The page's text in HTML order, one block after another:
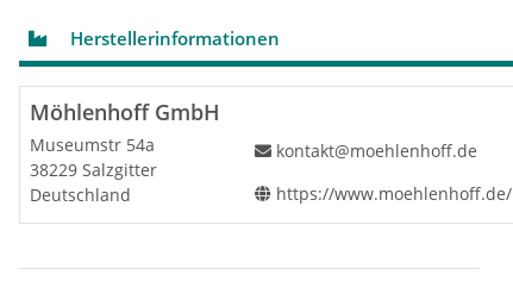
Herstellerinformationen
Möhlenhoff GmbH
Museumstr 54a
38229 Salzgitter
Deutschland
kontakt@moehlenhoff.de
https://www.moehlenhoff.de/